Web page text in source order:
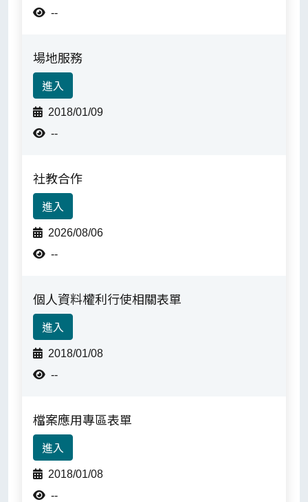
--
場地服務
進入
2018/01/09
--
社教合作
進入
2026/08/06
--
個人資料權利行使相關表單
進入
2018/01/08
--
檔案應用專區表單
進入
2018/01/08
--